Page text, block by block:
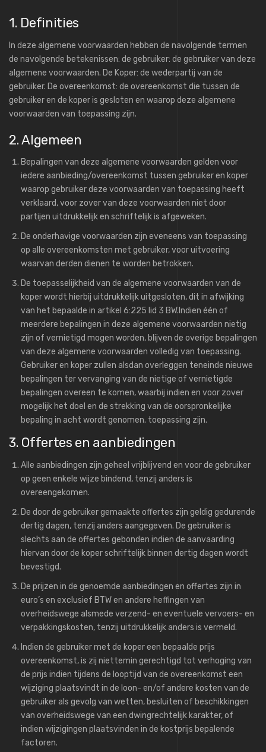
1. Definities​​
In deze algemene voorwaarden hebben de navolgende termen
de navolgende betekenissen: de gebruiker: de gebruiker van deze
algemene voorwaarden. De Koper: de wederpartij van de
gebruiker. De overeenkomst: de overeenkomst die tussen de
gebruiker en de koper is gesloten en waarop deze algemene
voorwaarden van toepassing zijn.
2. Algemeen
Bepalingen van deze algemene voorwaarden gelden voor
iedere aanbieding/overeenkomst tussen gebruiker en koper
waarop gebruiker deze voorwaarden van toepassing heeft
verklaard, voor zover van deze voorwaarden niet door
partijen uitdrukkelijk en schriftelijk is afgeweken.
De onderhavige voorwaarden zijn eveneens van toepassing
op alle overeenkomsten met gebruiker, voor uitvoering
waarvan derden dienen te worden betrokken.
De toepasselijkheid van de algemene voorwaarden van de
koper wordt hierbij uitdrukkelijk uitgesloten, dit in afwijking
van het bepaalde in artikel 6:225 lid 3 BW.Indien één of
meerdere bepalingen in deze algemene voorwaarden nietig
zijn of vernietigd mogen worden, blijven de overige bepalingen
van deze algemene voorwaarden volledig van toepassing.
Gebruiker en koper zullen alsdan overleggen teneinde nieuwe
bepalingen ter vervanging van de nietige of vernietigde
bepalingen overeen te komen, waarbij indien en voor zover
mogelijk het doel en de strekking van de oorspronkelijke
bepaling in acht wordt genomen. toepassing zijn.
3. Offertes en aanbiedingen
Alle aanbiedingen zijn geheel vrijblijvend en voor de gebruiker
op geen enkele wijze bindend, tenzij anders is
overeengekomen.
De door de gebruiker gemaakte offertes zijn geldig gedurende
dertig dagen, tenzij anders aangegeven. De gebruiker is
slechts aan de offertes gebonden indien de aanvaarding
hiervan door de koper schriftelijk binnen dertig dagen wordt
bevestigd.
De prijzen in de genoemde aanbiedingen en offertes zijn in
euro’s en exclusief BTW en andere heffingen van
overheidswege alsmede verzend- en eventuele vervoers- en
verpakkingskosten, tenzij uitdrukkelijk anders is vermeld.
Indien de gebruiker met de koper een bepaalde prijs
overeenkomst, is zij niettemin gerechtigd tot verhoging van
de prijs indien tijdens de looptijd van de overeenkomst een
wijziging plaatsvindt in de loon- en/of andere kosten van de
gebruiker als gevolg van wetten, besluiten of beschikkingen
van overheidswege van een dwingrechtelijk karakter, of
indien wijzigingen plaatsvinden in de kostprijs bepalende
factoren.